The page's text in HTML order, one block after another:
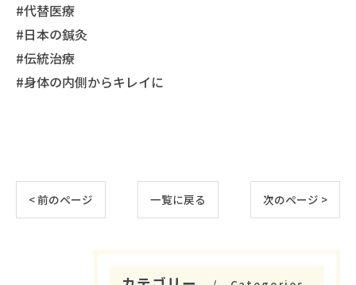
#代替医療
#日本の鍼灸
#伝統治療
#身体の内側からキレイに
< 前のページ 一覧に戻る 次のページ >